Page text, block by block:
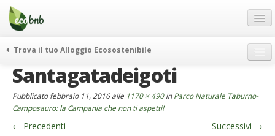
Menu
Salta
contenuto
Offerte Speciali
Regali
FAQ
Chi Siamo
Trova il tuo Alloggio Ecosostenibile
weekend green
curiosità
vivere e viaggiare verde
Santagatadeigoti
Pubblicatofebbraio 11, 2016alle 1170 × 490inParco Naturale Taburno-
Camposauro: la Campania che non ti aspetti!
← Precedenti Successivi →